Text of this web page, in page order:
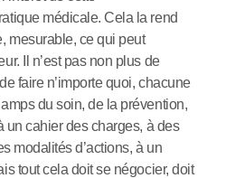
médicale. Cela la rend
mesurable, ce qui peut
Il n’est pas non plus de
faire n’importe quoi, chacune
du soin, de la prévention,
un cahier des charges, à des
modalités d’actions, à un
tout cela doit se négocier, doit